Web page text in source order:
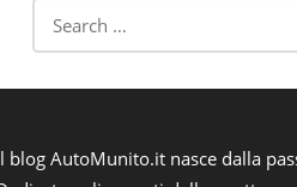
blog AutoMunito.it nasce dalla